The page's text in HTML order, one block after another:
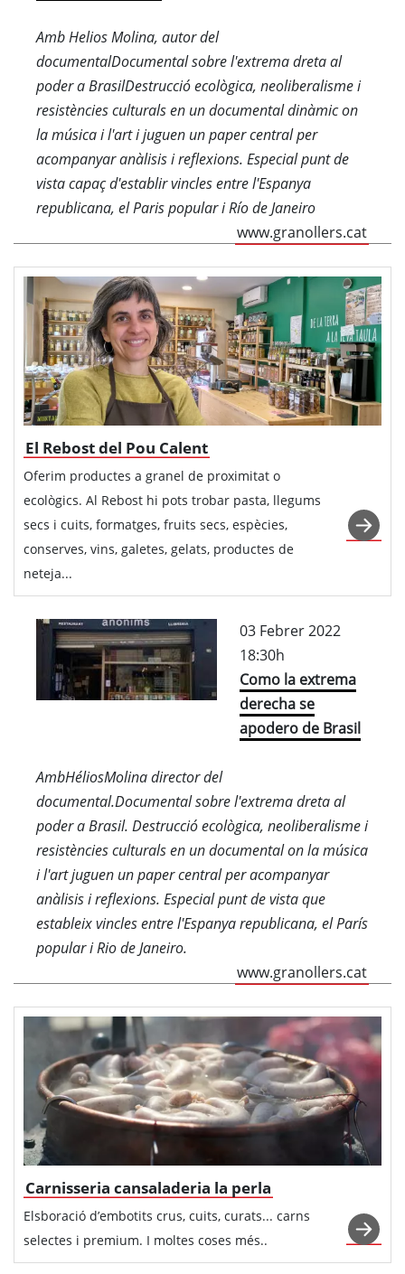
Amb Helios Molina, autor del
documentalDocumental sobre l'extrema dreta al
poder a BrasilDestrucció ecològica, neoliberalisme i
resistències culturals en un documental dinàmic on
la música i l'art i juguen un paper central per
acompanyar anàlisis i reflexions. Especial punt de
vista capaç d'establir vincles entre l'Espanya
republicana, el Paris popular i Río de Janeiro
www.granollers.cat
El Rebost del Pou Calent
Oferim productes a granel de proximitat o
ecològics. Al Rebost hi pots trobar pasta, llegums
secs i cuits, formatges, fruits secs, espècies,
conserves, vins, galetes, gelats, productes de
neteja...
03 Febrer 2022
18:30h
Como la extrema
derecha se
apodero de Brasil
AmbHéliosMolina director del
documental.Documental sobre l'extrema dreta al
poder a Brasil. Destrucció ecològica, neoliberalisme i
resistències culturals en un documental on la música
i l'art juguen un paper central per acompanyar
anàlisis i reflexions. Especial punt de vista que
estableix vincles entre l'Espanya republicana, el París
popular i Rio de Janeiro.
www.granollers.cat
Carnisseria cansaladeria la perla
Elsboració d’embotits crus, cuits, curats... carns
selectes i premium. I moltes coses més..